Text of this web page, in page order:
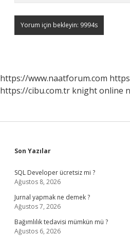
https://www.naatforum.com
https://cibu.com.tr knight online
Sidebar
Son Yazılar
SQL Developer ücretsiz mi ?
Ağustos 8, 2026
Jurnal yapmak ne demek ?
Ağustos 7, 2026
Bağımlılık tedavisi mümkün mü ?
Ağustos 6, 2026